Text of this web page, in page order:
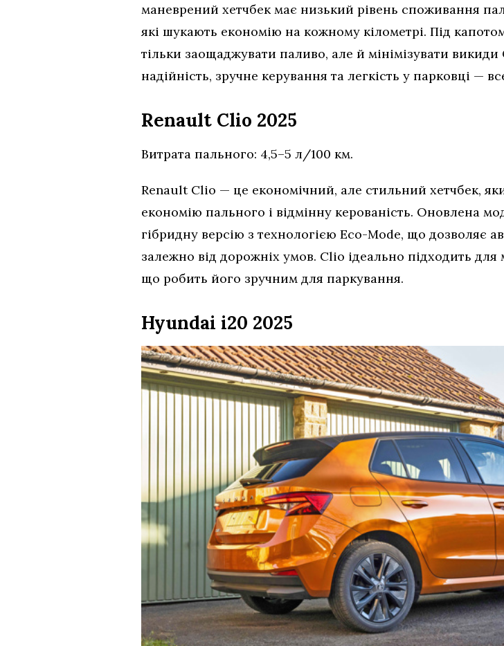
маневрений хетчбек має низький рівень споживання
які шукають економію на кожному кілометрі. Під
тільки заощаджувати паливо, але й мінімізувати
надійність, зручне керування та легкість у парковці —
Renault Clio 2025
Витрата пального: 4,5–5 л/100 км.
Renault Clio — це економічний, але стильний хетчбек,
економію пального і відмінну керованість. Оновлена
гібридну версію з технологією Eco-Mode, що дозволяє
залежно від дорожніх умов. Clio ідеально підходить для
що робить його зручним для паркування.
Hyundai i20 2025